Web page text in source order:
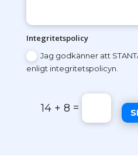
Integritetspolicy
Jag godkänner att
enligt integritetspolicyn.
14 + 8 =